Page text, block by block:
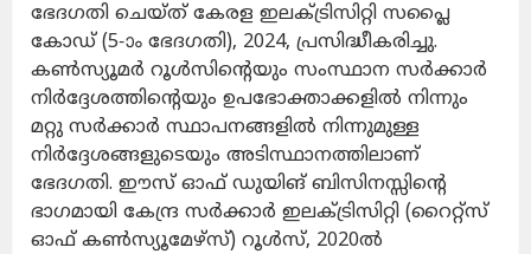
ഭേദഗതി ചെയ്ത് കേരള ഇലക്ട്രിസിറ്റി സപ്ലൈ
കോഡ് (5-ാം ഭേദഗതി), 2024, പ്രസിദ്ധീകരിച്ചു.
കൺസ്യൂമർ റൂൾസിന്റെയും സംസ്ഥാന സർക്കാർ
നിർദ്ദേശത്തിന്റെയും ഉപഭോക്താക്കളിൽ നിന്നും
മറ്റു സർക്കാർ സ്ഥാപനങ്ങളിൽ നിന്നുമുള്ള
നിർദ്ദേശങ്ങളുടെയും അടിസ്ഥാനത്തിലാണ്
ഭേദഗതി. ഈസ് ഓഫ് ഡുയിങ് ബിസിനസ്സിന്റെ
ഭാഗമായി കേന്ദ്ര സർക്കാർ ഇലക്ട്രിസിറ്റി (റൈറ്റ്സ്
ഓഫ് കൺസ്യൂമേഴ്സ്) റൂൾസ്, 2020ൽ